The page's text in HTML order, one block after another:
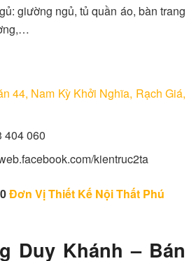
giường ngủ, tủ quần áo, bàn trang
44, Nam Kỳ Khởi Nghĩa, Rạch Giá,
404 060
kientruc2ta
Đơn Vị Thiết Kế Nội Thất Phú
Duy Khánh – Bán